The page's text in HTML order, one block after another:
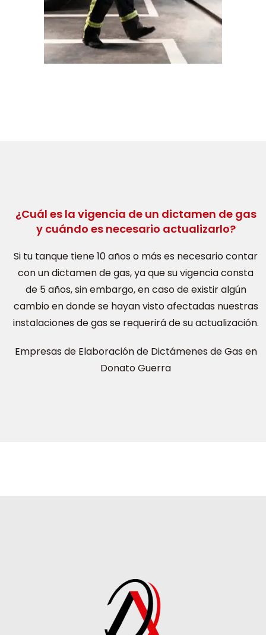
¿Cuál es la vigencia de un dictamen de gas
y cuándo es necesario actualizarlo?
Si tu tanque tiene 10 años o más es necesario contar
con un dictamen de gas, ya que su vigencia consta
de 5 años, sin embargo, en caso de existir algún
cambio en donde se hayan visto afectadas nuestras
instalaciones de gas se requerirá de su actualización.
Empresas de Elaboración de Dictámenes de Gas en
Donato Guerra